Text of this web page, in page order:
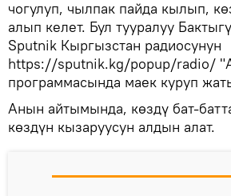
чогулуп, чылпак пайда кылып,
алып келет. Бул тууралуу
Sputnik Кыргызстан радиосунун
https://sputnik.kg/popup/radio/
программасында маек куруп
Анын айтымында, көздү бат-
көздүн кызаруусун алдын алат.